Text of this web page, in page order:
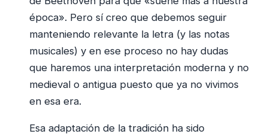
época». Pero sí creo que debemos seguir
manteniendo relevante la letra (y las notas
musicales) y en ese proceso no hay dudas
que haremos una interpretación moderna y no
medieval o antigua puesto que ya no vivimos
en esa era.
Esa adaptación de la tradición ha sido